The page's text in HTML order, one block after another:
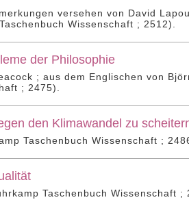
versehen von David
Wissenschaft ; 2512).
der Philosophie
; aus dem Englischen von
; 2475).
den Klimawandel zu
Taschenbuch Wissenschaft ;
Taschenbuch Wissenschaft ;